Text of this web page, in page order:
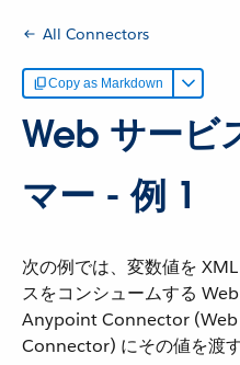
All Connectors
Copy as Markdown
Web サービ
マー - 例 1
次の例では、変数値を
スをコンシュームする
Anypoint Connector
Connector) にその値を渡